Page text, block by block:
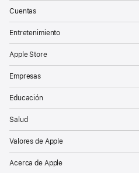
Cuentas
Entretenimiento
Apple Store
Empresas
Educación
Salud
Valores de Apple
Acerca de Apple